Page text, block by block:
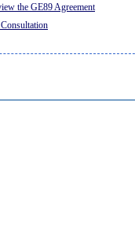
the GE89 Agreement